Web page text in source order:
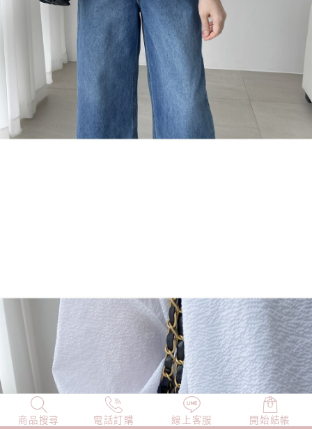
商品搜尋 電話訂購 線上客服 開始結帳
NEW 店長精選 TOP100 小編穿搭